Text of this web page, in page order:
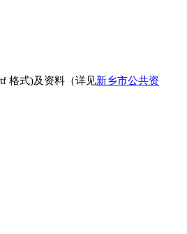
格式)及资料（详见新乡市公共资